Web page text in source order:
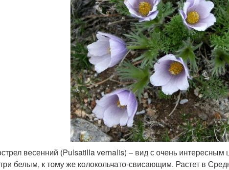
весенний (Pulsatilla vernalis) – вид с очень интересным
белым, к тому же колокольчато-свисающим. Растет в